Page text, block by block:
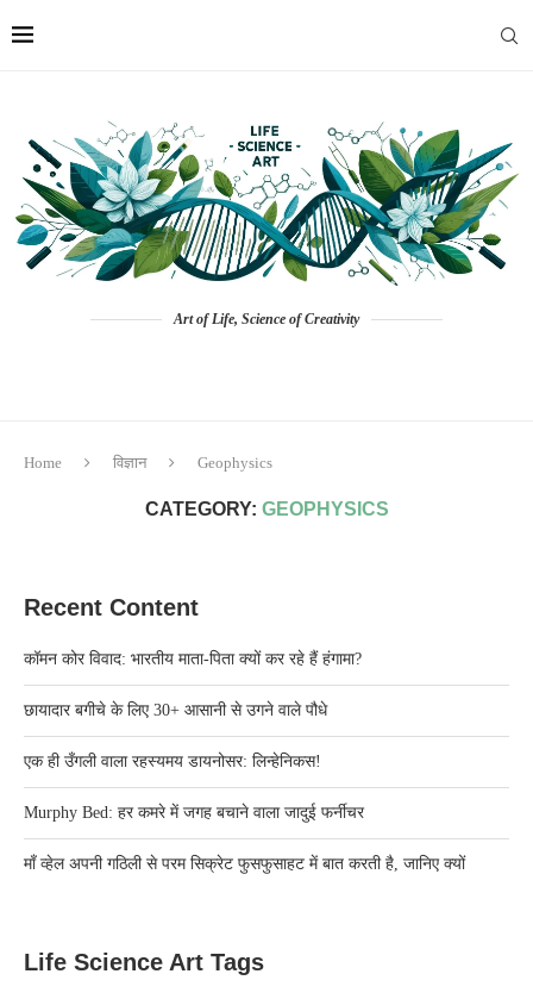
Art of Life, Science of Creativity
Home विज्ञान Geophysics
CATEGORY: GEOPHYSICS
Recent Content
कॉमन कोर विवाद: भारतीय माता-पिता क्यों कर रहे हैं हंगामा?
छायादार बगीचे के लिए 30+ आसानी से उगने वाले पौधे
एक ही उँगली वाला रहस्यमय डायनोसर: लिन्हेनिकस!
Murphy Bed: हर कमरे में जगह बचाने वाला जादुई फर्नीचर
माँ व्हेल अपनी गठिली से परम सिक्रेट फुसफुसाहट में बात करती है, जानिए क्यों
Life Science Art Tags